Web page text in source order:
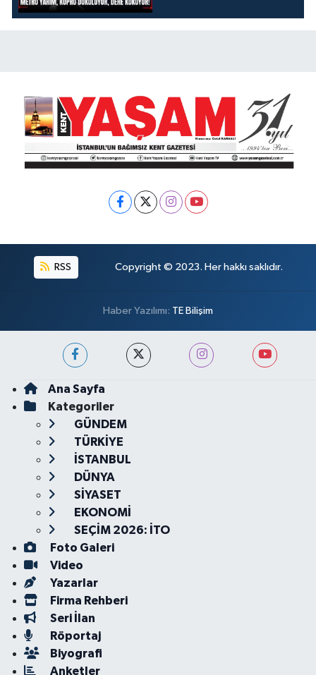
KOKUYOR!
RSS Copyright © 2023. Her hakkı saklıdır.
Haber Yazılımı: TE Bilişim
Ana Sayfa
Kategoriler
GÜNDEM
TÜRKİYE
İSTANBUL
DÜNYA
SİYASET
EKONOMİ
SEÇİM 2026: İTO
Foto Galeri
Video
Yazarlar
Firma Rehberi
Seri İlan
Röportaj
Biyografi
Anketler